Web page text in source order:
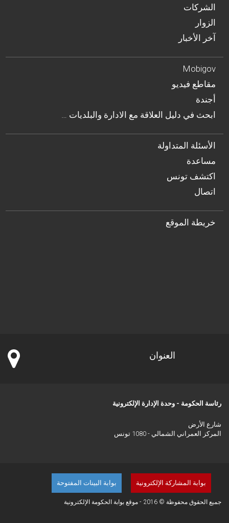
الشركات
الزوار
آخر الأخبار
Mobigov
مقاطع فيديو
أجندة
… ابحث في دليل العلاقة مع الادارة والبلديات
الأسئلة المتداولة
مساعدة
اكتشف تونس
اتصال
خريطة الموقع
العنوان
رئاسة الحكومة - وحدة الإدارة الإلكترونية
شارع الأرض
المركز العمراني الشمالي - 1080 تونس
بوابة البينات المفتوحة بوابة المشاركة الإلكترونية
جميع الحقوق محفوظة © 2016 - موقع بوابة الحكومة الإلكترونية